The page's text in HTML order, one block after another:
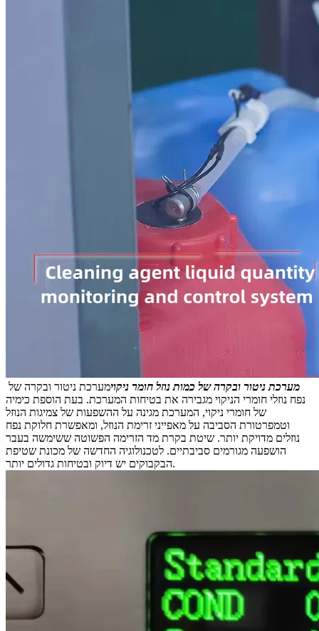
מערכת ניטור ובקרה של כמות נוזל חומר ניקוימערכת ניטור ובקרה של
נפח נוזלי חומרי הניקוי מגבירה את בטיחות המערכת. בעת הוספת כימיה
של חומרי ניקוי, המערכת מגינה על ההשפעות של צמיגות הנוזל
וטמפרטורת הסביבה על מאפייני זרימת הנוזל, ומאפשרת חלוקת נפח
נוזלים מדויקת יותר. שיטת בקרת מד הזרימה הפשוטה ששימשה בעבר
הושפעה מגורמים סביבתיים. לטכנולוגיה החדשה של מכונת שטיפת
הבקבוקים יש דיוק ובטיחות גדולים יותר.